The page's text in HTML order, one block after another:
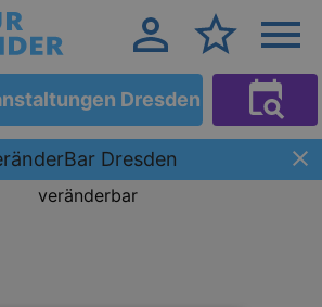
Dresden
Dresden